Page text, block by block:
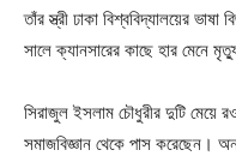
তাঁর স্ত্রী ঢাকা বিশ্ববিদ্যালয়ের
সালে ক্যানসারের কাছে হার মেনে
সিরাজুল ইসলাম চৌধুরীর দুটি মেয়ে
সমাজবিজ্ঞান থেকে পাস করেছেন।